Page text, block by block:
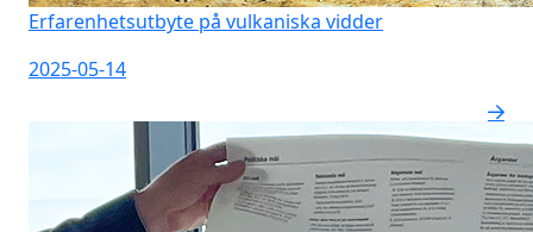
Erfarenhetsutbyte på vulkaniska vidder
2025-05-14